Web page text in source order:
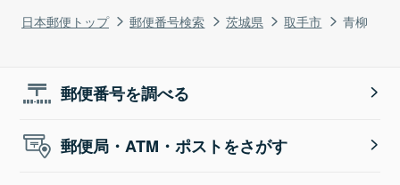
日本郵便トップ 郵便番号検索 茨城県 取手市 青柳
郵便番号を調べる
郵便局・ATM・ポストをさがす